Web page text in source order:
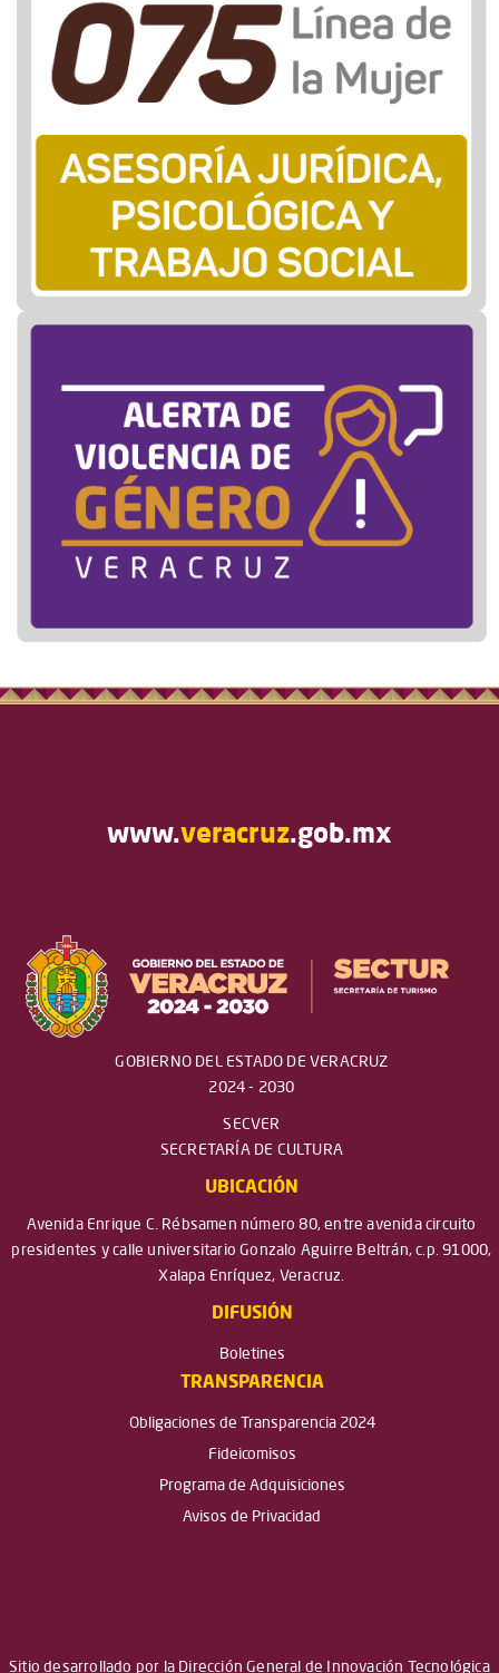
www.veracruz.gob.mx
GOBIERNO DEL ESTADO DE VERACRUZ
2024 - 2030
SECVER
SECRETARÍA DE CULTURA
UBICACIÓN
Avenida Enrique C. Rébsamen número 80, entre avenida circuito
presidentes y calle universitario Gonzalo Aguirre Beltrán, c.p. 91000,
Xalapa Enríquez, Veracruz.
DIFUSIÓN
Boletines
TRANSPARENCIA
Obligaciones de Transparencia 2024
Fideicomisos
Programa de Adquisiciones
Avisos de Privacidad
Sitio desarrollado por la Dirección General de Innovación Tecnológica